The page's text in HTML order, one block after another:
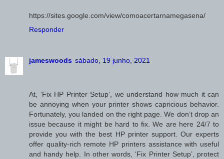
https://sites.google.com/view/comoacertarnamegasena/
Responder
jameswoods sábado, 19 junho, 2021
At, ‘Fix HP Printer Setup’, we understand how much it can
be annoying when your printer shows capricious behavior.
Fortunately, you landed on the right page. We don’t drop an
issue because it might be hard to fix. We are here 24/7 to
provide you with the best HP printer support. Our experts
offer quality-rich remote HP printers assistance with useful
and handy help. In other words, ‘Fix Printer Setup’, protect